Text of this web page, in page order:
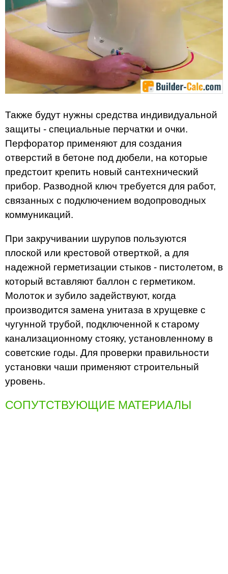
Также будут нужны средства индивидуальной
защиты - специальные перчатки и очки.
Перфоратор применяют для создания
отверстий в бетоне под дюбели, на которые
предстоит крепить новый сантехнический
прибор. Разводной ключ требуется для работ,
связанных с подключением водопроводных
коммуникаций.
При закручивании шурупов пользуются
плоской или крестовой отверткой, а для
надежной герметизации стыков - пистолетом, в
который вставляют баллон с герметиком.
Молоток и зубило задействуют, когда
производится замена унитаза в хрущевке с
чугунной трубой, подключенной к старому
канализационному стояку, установленному в
советские годы. Для проверки правильности
установки чаши применяют строительный
уровень.
СОПУТСТВУЮЩИЕ МАТЕРИАЛЫ